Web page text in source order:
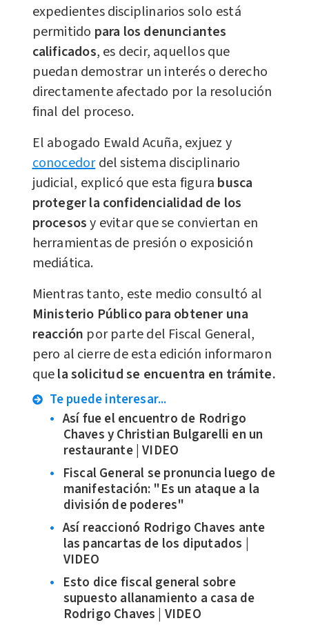
expedientes disciplinarios solo está
permitido para los denunciantes
calificados, es decir, aquellos que
puedan demostrar un interés o derecho
directamente afectado por la resolución
final del proceso.
El abogado Ewald Acuña, exjuez y
conocedordel sistema disciplinario
judicial, explicó que esta figura busca
proteger la confidencialidad de los
procesosy evitar que se conviertan en
herramientas de presión o exposición
mediática.
Mientras tanto, este medio consultó al
Ministerio Público para obtener una
reacción por parte del Fiscal General,
pero al cierre de esta edición informaron
quela solicitud se encuentra en trámite.
Te puede interesar...
Así fue el encuentro de Rodrigo
Chaves y Christian Bulgarelli en un
restaurante | VIDEO
Fiscal General se pronuncia luego de
manifestación: "Es un ataque a la
división de poderes"
Así reaccionó Rodrigo Chaves ante
las pancartas de los diputados |
VIDEO
Esto dice fiscal general sobre
supuesto allanamiento a casa de
Rodrigo Chaves | VIDEO